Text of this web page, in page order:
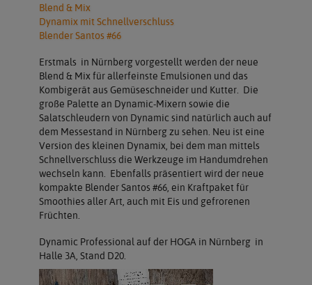
Blend & Mix
Dynamix mit Schnellverschluss
Blender Santos #66
Erstmals in Nürnberg vorgestellt werden der neue
Blend & Mix für allerfeinste Emulsionen und das
Kombigerät aus Gemüseschneider und Kutter. Die
große Palette an Dynamic-Mixern sowie die
Salatschleudern von Dynamic sind natürlich auch auf
dem Messestand in Nürnberg zu sehen. Neu ist eine
Version des kleinen Dynamix, bei dem man mittels
Schnellverschluss die Werkzeuge im Handumdrehen
wechseln kann. Ebenfalls präsentiert wird der neue
kompakte Blender Santos #66, ein Kraftpaket für
Smoothies aller Art, auch mit Eis und gefrorenen
Früchten.
Dynamic Professional auf der HOGA in Nürnberg in
Halle 3A, Stand D20.